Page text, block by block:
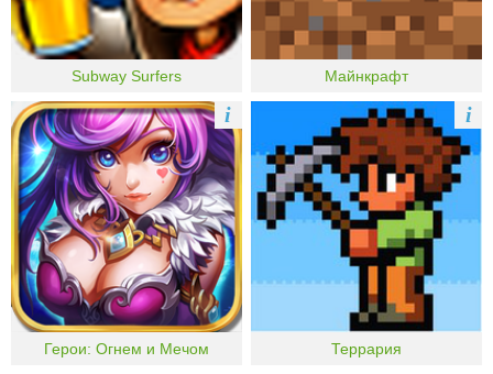
Subway Surfers Майнкрафт
Герои: Огнем и Мечом
i
Террария
i